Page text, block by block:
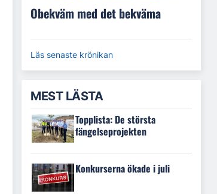
Obekväm med det bekväma
Läs senaste krönikan
MEST LÄSTA
Topplista: De största
fängelseprojekten
Konkurserna ökade i juli